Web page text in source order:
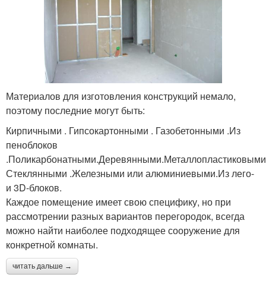
Материалов для изготовления конструкций немало,
поэтому последние могут быть:
Кирпичными . Гипсокартонными . Газобетонными .Из
пеноблоков
Стеклянными .Железными или алюминиевыми.Из лего-
и 3D-блоков.
Каждое помещение имеет свою специфику, но при
рассмотрении разных вариантов перегородок, всегда
можно найти наиболее подходящее сооружение для
конкретной комнаты.
читать дальше →